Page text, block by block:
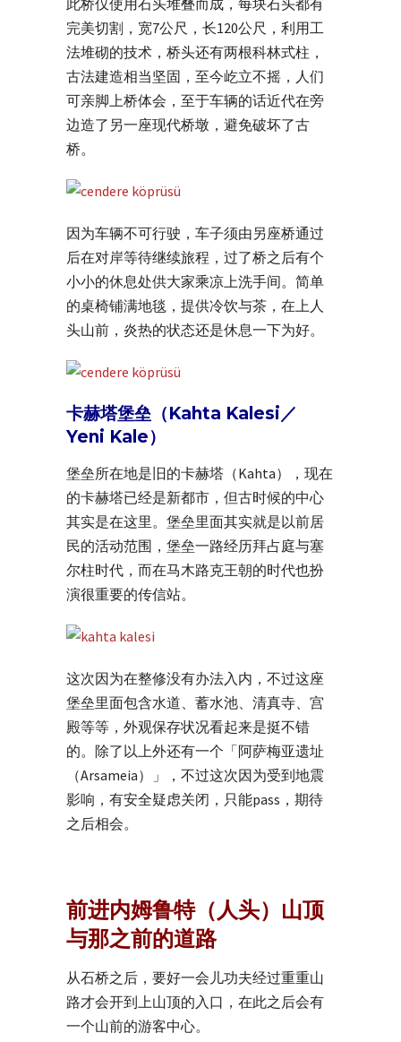
此桥仅使用石头堆叠而成，每块石头都有
完美切割，宽7公尺，长120公尺，利用工
法堆砌的技术，桥头还有两根科林式柱，
古法建造相当坚固，至今屹立不摇，人们
可亲脚上桥体会，至于车辆的话近代在旁
边造了另一座现代桥墩，避免破坏了古
桥。
因为车辆不可行驶，车子须由另座桥通过
后在对岸等待继续旅程，过了桥之后有个
小小的休息处供大家乘凉上洗手间。简单
的桌椅铺满地毯，提供冷饮与茶，在上人
头山前，炎热的状态还是休息一下为好。
卡赫塔堡垒（Kahta Kalesi／
Yeni Kale）
堡垒所在地是旧的卡赫塔（Kahta），现在
的卡赫塔已经是新都市，但古时候的中心
其实是在这里。堡垒里面其实就是以前居
民的活动范围，堡垒一路经历拜占庭与塞
尔柱时代，而在马木路克王朝的时代也扮
演很重要的传信站。
这次因为在整修没有办法入内，不过这座
堡垒里面包含水道、蓄水池、清真寺、宫
殿等等，外观保存状况看起来是挺不错
的。除了以上外还有一个「阿萨梅亚遗址
（Arsameia）」，不过这次因为受到地震
影响，有安全疑虑关闭，只能pass，期待
之后相会。
前进内姆鲁特（人头）山顶
与那之前的道路
从石桥之后，要好一会儿功夫经过重重山
路才会开到上山顶的入口，在此之后会有
一个山前的游客中心。